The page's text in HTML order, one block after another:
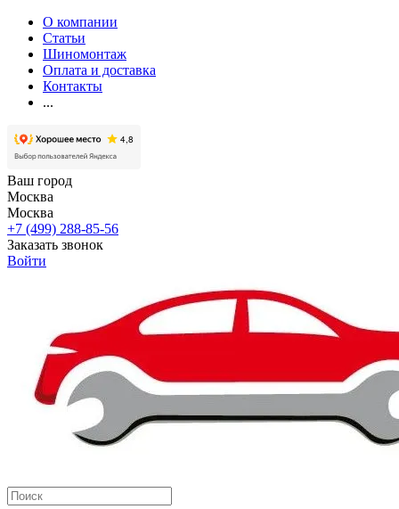
О компании
Статьи
Шиномонтаж
Оплата и доставка
Контакты
...
Ваш город
Москва
Москва
+7 (499) 288-85-56
Заказать звонок
Войти